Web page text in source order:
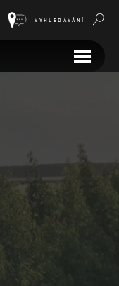
VYHLEDÁVÁNÍ